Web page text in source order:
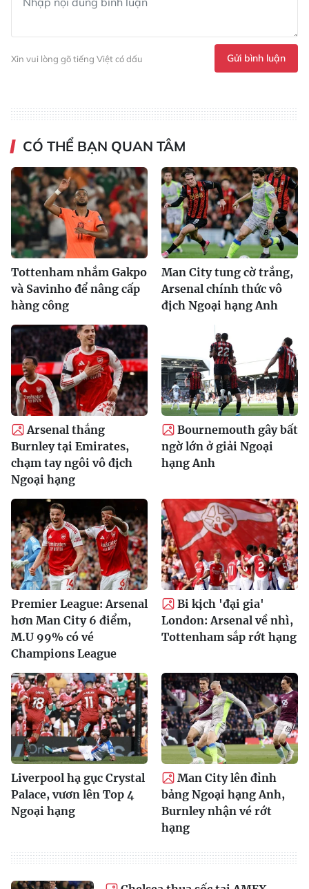
Xin vui lòng gõ tiếng Việt có dấu Gửi bình luận
CÓ THỂ BẠN QUAN TÂM
Tottenham nhắm Gakpo
và Savinho để nâng cấp
hàng công
Man City tung cờ trắng,
Arsenal chính thức vô
địch Ngoại hạng Anh
Arsenal thắng
Burnley tại Emirates,
chạm tay ngôi vô địch
Ngoại hạng
Bournemouth gây bất
ngờ lớn ở giải Ngoại
hạng Anh
Premier League: Arsenal
hơn Man City 6 điểm,
M.U 99% có vé
Champions League
Bi kịch 'đại gia'
London: Arsenal về nhì,
Tottenham sắp rớt hạng
Liverpool hạ gục Crystal
Palace, vươn lên Top 4
Ngoại hạng
Man City lên đỉnh
bảng Ngoại hạng Anh,
Burnley nhận vé rớt
hạng